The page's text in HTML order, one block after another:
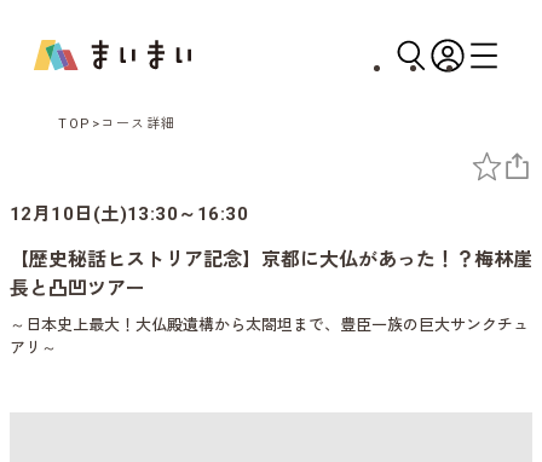
TOP コース詳細
12月10日(土)13:30～16:30
【歴史秘話ヒストリア記念】京都に大仏があった！？梅林崖
長と凸凹ツアー
～日本史上最大！大仏殿遺構から太閤坦まで、豊臣一族の巨大サンクチュ
アリ～